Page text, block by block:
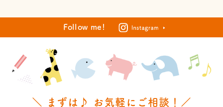
Follow me!
＼ まずは♪ お気軽にご相談！／